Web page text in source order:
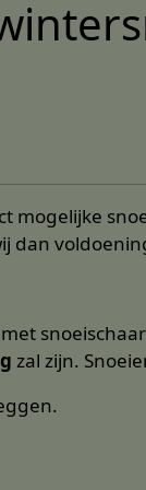
mogelijke
dan
met
zal zijn.